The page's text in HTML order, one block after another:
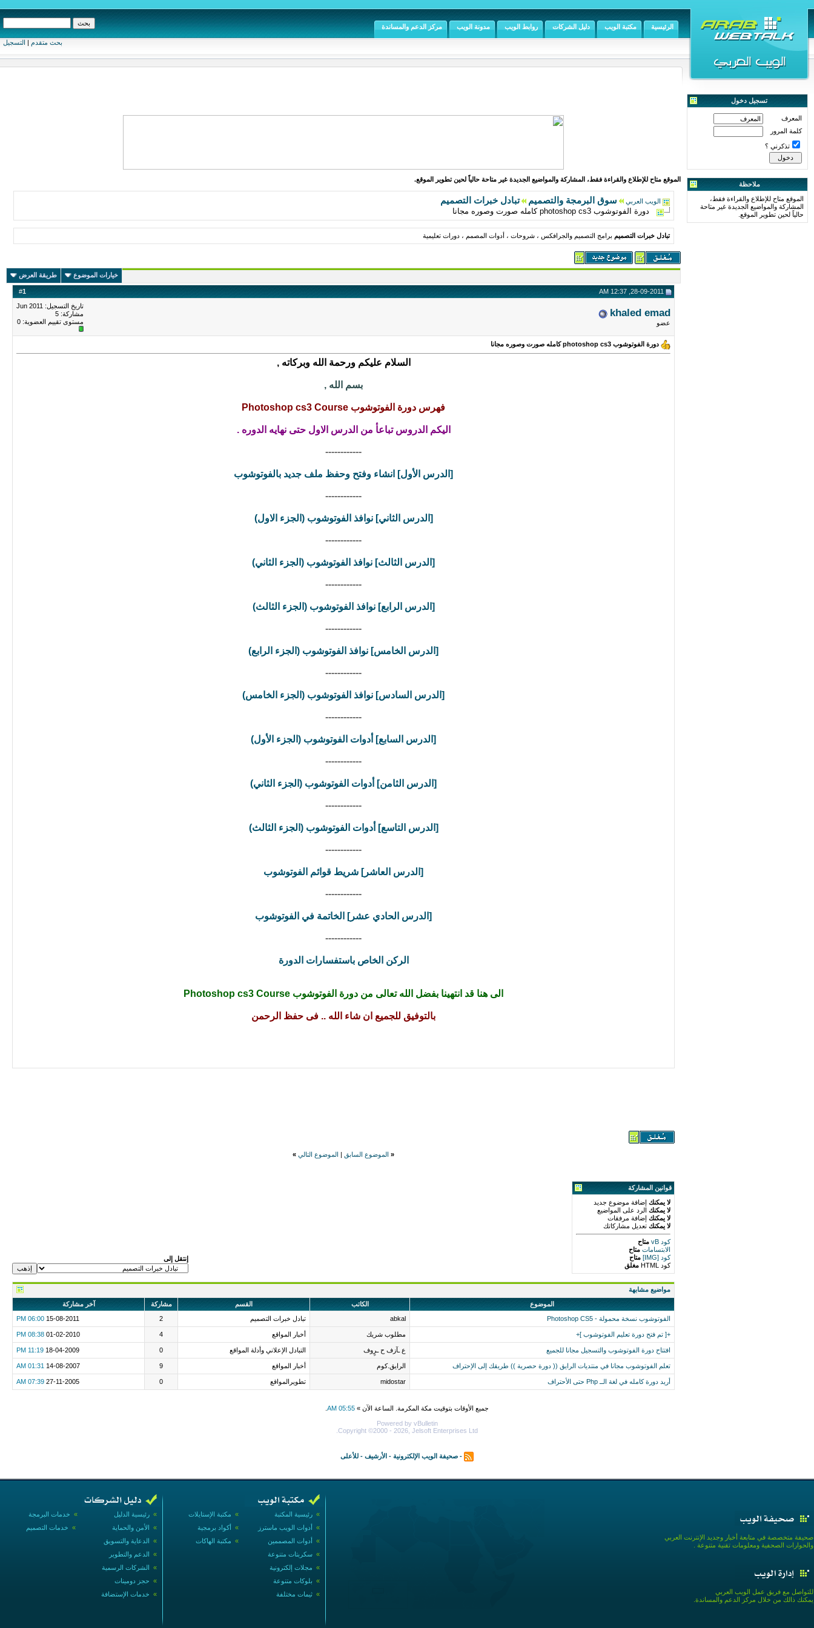
بحث متقدم | التسجيل
الرئيسية مكتبة الويب دليل الشركات روابط الويب مدونة الويب مركز الدعم والمساندة
تسجيل دخول
المعرف
كلمة المرور
تذكرني ؟
ملاحظة
الموقع متاح للإطلاع والقراءة فقط،
المشاركة والمواضيع الجديدة غير متاحة
حالياً لحين تطوير الموقع.
الموقع متاح للإطلاع والقراءة فقط، المشاركة والمواضيع الجديدة غير متاحة حالياً لحين تطوير الموقع.
الويب العربي سوق البرمجة والتصميم تبادل خبرات التصميم
دورة الفوتوشوب photoshop cs3 كامله صورت وصوره مجانا
تبادل خبرات التصميم برامج التصميم والجرافكس ، شروحات ، أدوات المصمم ، دورات تعليمية
خيارات الموضوع طريقة العرض
#1
khaled emad
عضو
تاريخ التسجيل: Jun 2011
مشاركة: 5
مستوى تقييم العضوية: 0
دورة الفوتوشوب photoshop cs3 كامله صورت وصوره مجانا
السلام عليكم ورحمة الله وبركاته ,
بسم الله ,
فهرس دورة الفوتوشوب Photoshop cs3 Course
اليكم الدروس تباعأ من الدرس الاول حتى نهايه الدوره .
------------
[الدرس الأول] انشاء وفتح وحفظ ملف جديد بالفوتوشوب
------------
[الدرس الثاني] نوافذ الفوتوشوب (الجزء الاول)
------------
[الدرس الثالث] نوافذ الفوتوشوب (الجزء الثاني)
------------
[الدرس الرابع] نوافذ الفوتوشوب (الجزء الثالث)
------------
[الدرس الخامس] نوافذ الفوتوشوب (الجزء الرابع)
------------
[الدرس السادس] نوافذ الفوتوشوب (الجزء الخامس)
------------
[الدرس السابع] أدوات الفوتوشوب (الجزء الأول)
------------
[الدرس الثامن] أدوات الفوتوشوب (الجزء الثاني)
------------
[الدرس التاسع] أدوات الفوتوشوب (الجزء الثالث)
------------
[الدرس العاشر] شريط قوائم الفوتوشوب
------------
[الدرس الحادي عشر] الخاتمة في الفوتوشوب
------------
الركن الخاص باستفسارات الدورة
الى هنا قد انتهينا بفضل الله تعالى من دورة الفوتوشوب Photoshop cs3 Course
بالتوفيق للجميع ان شاء الله .. فى حفظ الرحمن
« الموضوع السابق الموضوع التالي »
قوانين المشاركة
لا يمكنك إضافة موضوع جديد
لا يمكنك الرد على المواضيع
لا يمكنك إضافة مرفقات
لا يمكنك تعديل مشاركاتك
كود vB
متاح
الابتسامات متاح
كود [IMG]
متاح
كود HTML
مغلق
إنتقل إلى
مواضيع مشابهة
الموضوع
الكاتب القسم مشاركة
آخر مشاركة
الفوتوشوب نسخة محمولة - Photoshop CS5
abkal تبادل خبرات التصميم 2
15-08-2011
06:00 PM
+[ تم فتح دورة تعليم الفوتوشوب ]+ مطلوب شريك أخبار المواقع 4
01-02-2010
08:38 PM
افتتاح دورة الفوتوشوب والتسجيل مجانا للجميع ع ـآزف ح ـرٍوف التبادل الإعلاني وأدلة المواقع 0
18-04-2009
11:19 PM
تعلم الفوتوشوب مجانا في منتديات الرايق (( دورة حصرية )) طريقك إلى الإحتراف الرايق.كوم أخبار المواقع 9
14-08-2007
01:31 AM
أريد دورة كامله في لغة الــ Php حتى الأحتراف midostar تطويرالمواقع 0
27-11-2005
07:39 AM
جميع الأوقات بتوقيت مكة المكرمة. الساعة الآن » 05:55 AM
Powered by vBulletin
Copyright ©2000 - 2026, Jelsoft Enterprises Ltd.
- صحيفة الويب الإلكترونية - الأرشيف - للأعلى
» خدمات البرمجة » رئيسية الدليل
» خدمات التصميم » الأمن والحماية
» الدعاية والتسويق
» الدعم والتطوير
» الشركات الرسمية
» حجز دومينات
» خدمات الإستضافة
» مكتبة الإستايلات » رئيسية المكتبة
» أكواد برمجية » أدوات الويب ماسترز
» مكتبة الهاكات » أدوات المصممين
» سكربتات متنوعة
» مجلات إلكترونية
» بلوكات متنوعة
» ثيمات مختلفة
صحيفة متخصصة في متابعة أخبار وجديد الإنترنت العربي
والحوارات الصحفية ومعلومات تقنية متنوعة .
للتواصل مع فريق عمل الويب العربي
يمكنك ذالك من خلال مركز الدعم والمساندة.